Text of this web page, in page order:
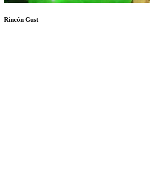
Rincón Gust